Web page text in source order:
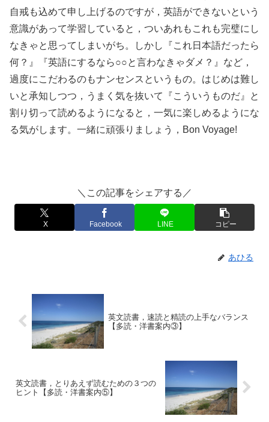
自戒も込めて申し上げるのですが，英語ができないという
意識があって学習していると，ついあれもこれも完璧にし
なきゃと思ってしまいがち。しかし『これ日本語だったら
何？』『英語にするなら○○と言わなきゃダメ？』など，
過度にこだわるのもナンセンスというもの。はじめは難し
いと承知しつつ，うまく気を抜いて『こういうものだ』と
割り切って読めるようになると，一気に楽しめるようにな
る気がします。一緒に頑張りましょう，Bon Voyage!
＼この記事をシェアする／
X Facebook LINE コピー
あひる
英文読書，速読と精読の上手なバランス
【多読・洋書案内③】
英文読書，とりあえず読むための３つの
ヒント【多読・洋書案内⑤】